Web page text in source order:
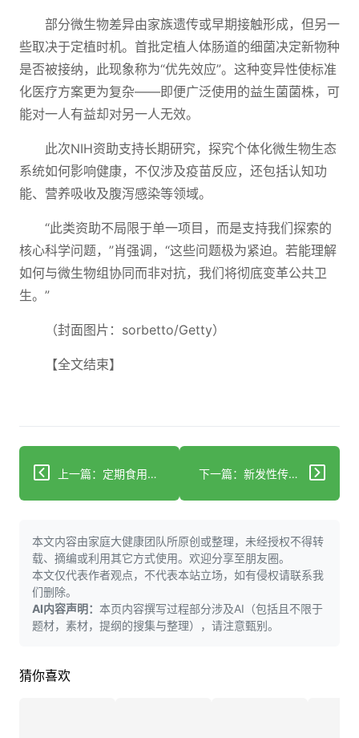
部分微生物差异由家族遗传或早期接触形成，但另一
些取决于定植时机。首批定植人体肠道的细菌决定新物种
是否被接纳，此现象称为“优先效应”。这种变异性使标准
化医疗方案更为复杂——即便广泛使用的益生菌菌株，可
能对一人有益却对另一人无效。
此次NIH资助支持长期研究，探究个体化微生物生态
系统如何影响健康，不仅涉及疫苗反应，还包括认知功
能、营养吸收及腹泻感染等领域。
“此类资助不局限于单一项目，而是支持我们探索的
核心科学问题，”肖强调，“这些问题极为紧迫。若能理解
如何与微生物组协同而非对抗，我们将彻底变革公共卫
生。”
（封面图片：sorbetto/Getty）
【全文结束】
上一篇：定期食用南瓜对身体的影响 下一篇：新发性传播感染：支原体、脲原体及无人告知的真相
本文内容由家庭大健康团队所原创或整理，未经授权不得转
载、摘编或利用其它方式使用。欢迎分享至朋友圈。
本文仅代表作者观点，不代表本站立场，如有侵权请联系我
们删除。
AI内容声明： 本页内容撰写过程部分涉及AI（包括且不限于
题材，素材，提纲的搜集与整理），请注意甄别。
猜你喜欢